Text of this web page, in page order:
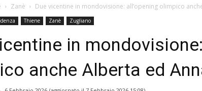
Zanè Due vicentine in mondovisione: all’opening olimpico
Thiene Zanè Zugliano
in
anche Alberta ed